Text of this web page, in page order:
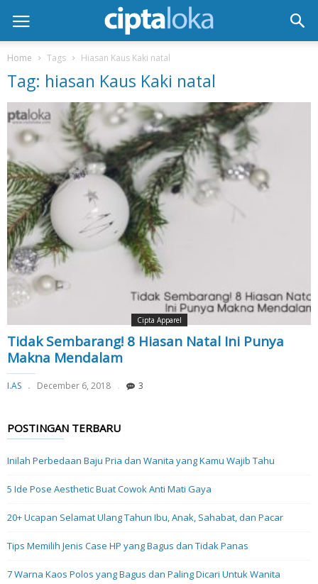
Home Tags Hiasan Kaus Kaki natal
Tag: hiasan Kaus Kaki natal
Cipta Apparel
Tidak Sembarang! 8 Hiasan Natal Ini Punya
Makna Mendalam
I.AS December 6, 2018 3
POSTINGAN TERBARU
Inilah Perbedaan Baju Pria dan Wanita yang Kamu Wajib Tahu
5 Ide Pose Aesthetic Buat Cowok Anti Mati Gaya
20+ Ucapan Selamat Ulang Tahun Ibu, Anak, Sahabat, dan Pacar
Tips Memilih Jenis Case HP yang Bagus dan Tidak Panas
7 Warna Kaos Polos yang Bagus dan Paling Dicari Untuk Wanita